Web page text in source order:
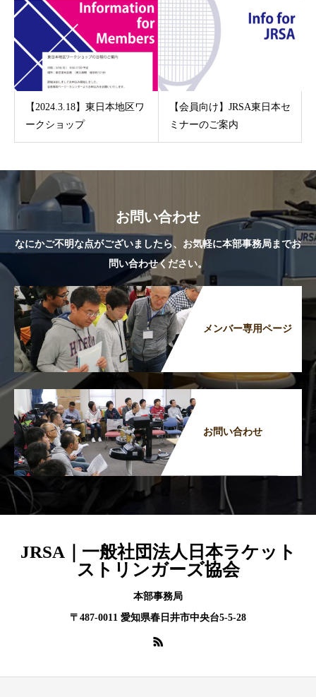
【2024.3.18】東日本地区ワ
ークショップ
【会員向け】JRSA東日本セ
ミナーのご案内
お問い合わせ
なにかご不明な点がございましたら、お気軽に本部事務局までお
問い合わせください。
メンバー専用ページ
お問い合わせ
JRSA｜一般社団法人日本ラケット
ストリンガーズ協会
本部事務局
〒487-0011 愛知県春日井市中央台5-5-28